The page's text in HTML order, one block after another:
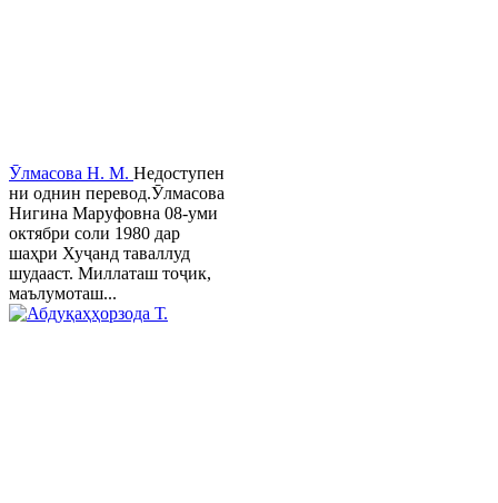
Ӯлмасова Н. М. Недоступен
ни однин перевод.Ӯлмасова
Нигина Маруфовна 08-уми
октябри соли 1980 дар
шаҳри Хуҷанд таваллуд
шудааст. Миллаташ тоҷик,
маълумоташ...